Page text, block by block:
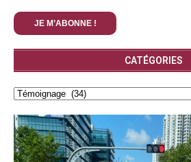
CATÉGORIES